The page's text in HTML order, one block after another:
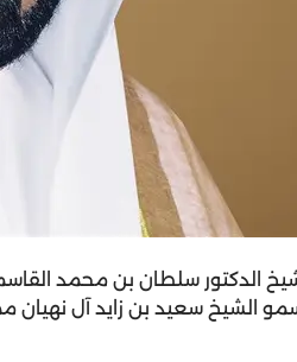
الدكتور سلطان بن محمد
سمو الشيخ سعيد بن زايد آل